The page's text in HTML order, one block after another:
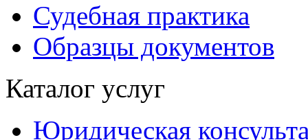
Судебная практика
Образцы документов
Каталог услуг
Юридическая